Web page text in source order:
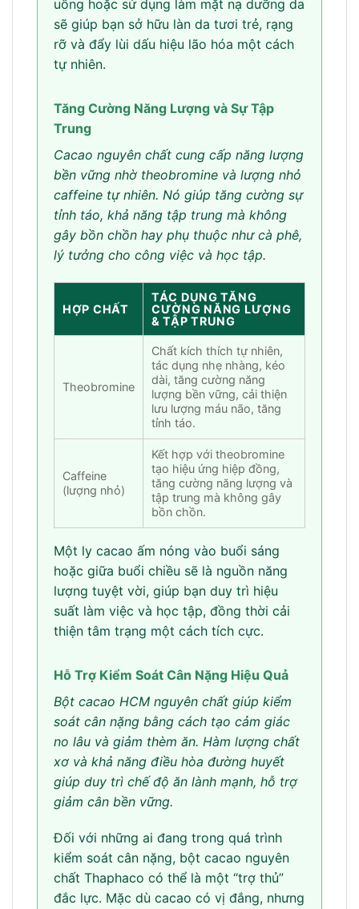
uống hoặc sử dụng làm mặt nạ dưỡng da
sẽ giúp bạn sở hữu làn da tươi trẻ, rạng
rỡ và đẩy lùi dấu hiệu lão hóa một cách
tự nhiên.
Tăng Cường Năng Lượng và Sự Tập
Trung
Cacao nguyên chất cung cấp năng lượng
bền vững nhờ theobromine và lượng nhỏ
caffeine tự nhiên. Nó giúp tăng cường sự
tỉnh táo, khả năng tập trung mà không
gây bồn chồn hay phụ thuộc như cà phê,
lý tưởng cho công việc và học tập.
HỢP CHẤT
TÁC DỤNG TĂNG
CƯỜNG NĂNG LƯỢNG
& TẬP TRUNG
Theobromine
Chất kích thích tự nhiên,
tác dụng nhẹ nhàng, kéo
dài, tăng cường năng
lượng bền vững, cải thiện
lưu lượng máu não, tăng
tỉnh táo.
Caffeine
(lượng nhỏ)
Kết hợp với theobromine
tạo hiệu ứng hiệp đồng,
tăng cường năng lượng và
tập trung mà không gây
bồn chồn.
Một ly cacao ấm nóng vào buổi sáng
hoặc giữa buổi chiều sẽ là nguồn năng
lượng tuyệt vời, giúp bạn duy trì hiệu
suất làm việc và học tập, đồng thời cải
thiện tâm trạng một cách tích cực.
Hỗ Trợ Kiểm Soát Cân Nặng Hiệu Quả
Bột cacao HCM nguyên chất giúp kiểm
soát cân nặng bằng cách tạo cảm giác
no lâu và giảm thèm ăn. Hàm lượng chất
xơ và khả năng điều hòa đường huyết
giúp duy trì chế độ ăn lành mạnh, hỗ trợ
giảm cân bền vững.
Đối với những ai đang trong quá trình
kiểm soát cân nặng, bột cacao nguyên
chất Thaphaco có thể là một “trợ thủ”
đắc lực. Mặc dù cacao có vị đắng, nhưng